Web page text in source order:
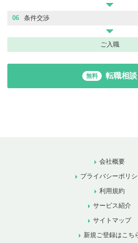
06 条件交渉
ご入職
無料 転職相談
会社概要
プライバシーポリ
利用規約
サービス紹介
サイトマップ
新規ご登録はこち